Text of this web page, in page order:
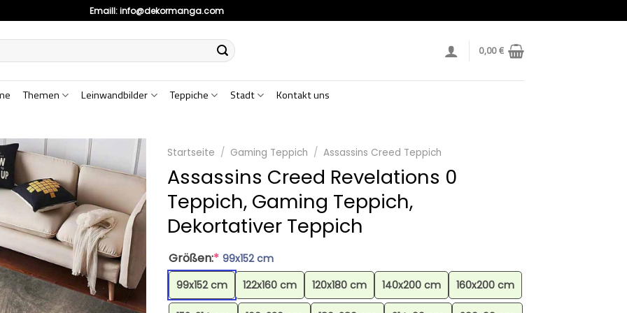
Emaill:info@dekormanga.com
0,00€
Themen Leinwandbilder Teppiche Stadt Kontakt uns
Startseite / Gaming Teppich / Assassins Creed Teppich
Assassins Creed Revelations 0
Teppich, Gaming Teppich,
Dekortativer Teppich
Größen:* 99x152 cm
99x152 cm
122x160 cm 120x180 cm 140x200 cm 160x200 cm